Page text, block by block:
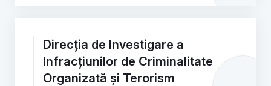
Direcția de Investigare a
Infracțiunilor de Criminalitate
Organizată și Terorism